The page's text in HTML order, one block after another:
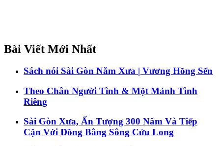
Bài Viết Mới Nhất
Sách nói Sài Gòn Năm Xưa | Vương Hồng Sển
Theo Chân Người Tình & Một Mảnh Tình
Riêng
Sài Gòn Xưa, Ấn Tượng 300 Năm Và Tiếp
Cận Với Đồng Bằng Sông Cửu Long